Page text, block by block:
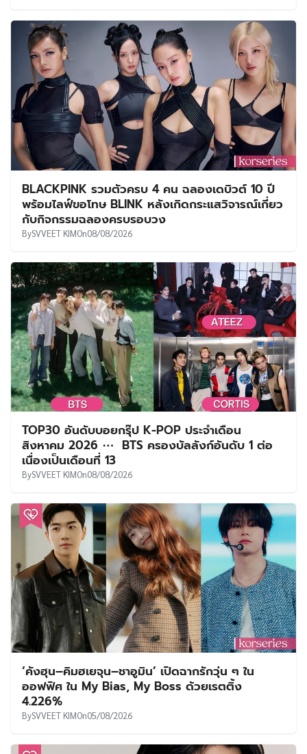
BLACKPINK รวมตัวครบ 4 คน ฉลองเดบิวต์ 10 ปี
พร้อมไลฟ์ขอโทษ BLINK หลังเกิดกระแสวิจารณ์เกี่ยว
กับกิจกรรมฉลองครบรอบวง
BySVVEET KIMOn08/08/2026
TOP30 อันดับบอยกรุ๊ป K-POP ประจำเดือน
สิงหาคม 2026 ⋯ BTS ครองบัลลังก์อันดับ 1 ต่อ
เนื่องเป็นเดือนที่ 13
BySVVEET KIMOn08/08/2026
‘คังฮุน–คิมฮเยจุน–ชาอูมิน’ เปิดฉากรักวุ่น ๆ ใน
ออฟฟิศ ใน My Bias, My Boss ด้วยเรตติ้ง
4.226%
BySVVEET KIMOn05/08/2026